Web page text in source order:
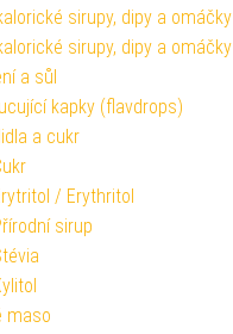
sirupy, dipy a omáčky
sirupy, dipy a omáčky
a sůl
kapky (flavdrops)
a cukr
/ Erythritol
sirup
maso